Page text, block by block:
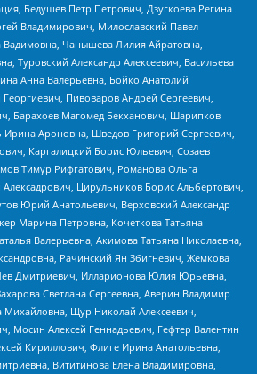
Бедушев Петр Петрович, Дзугкоева Регина
Владимирович, Милославский Павел
Чанышева Лилия Айратовна,
Туровский Александр Алексеевич, Васильева
Анна Валерьевна, Бойко Анатолий
Пивоваров Андрей Сергеевич,
Барахоев Магомед Бекханович, Шарипков
Ароновна, Шведов Григорий Сергеевич,
Каргалицкий Борис Юльевич, Созаев
Тимур Рифгатович, Романова Ольга
Цирульников Борис Альбертович,
Юрий Анатольевич, Верховский Александр
Марина Петровна, Кочеткова Татьяна
Валерьевна, Акимова Татьяна Николаевна,
Рачинский Ян Збигневич, Жемкова
Дмитриевич, Илларионова Юлия Юрьевна,
Светлана Сергеевна, Аверин Владимир
Щур Николай Алексеевич,
Мосин Алексей Геннадьевич, Гефтер Валентин
Кириллович, Флиге Ирина Анатольевна,
Вититинова Елена Владимировна,